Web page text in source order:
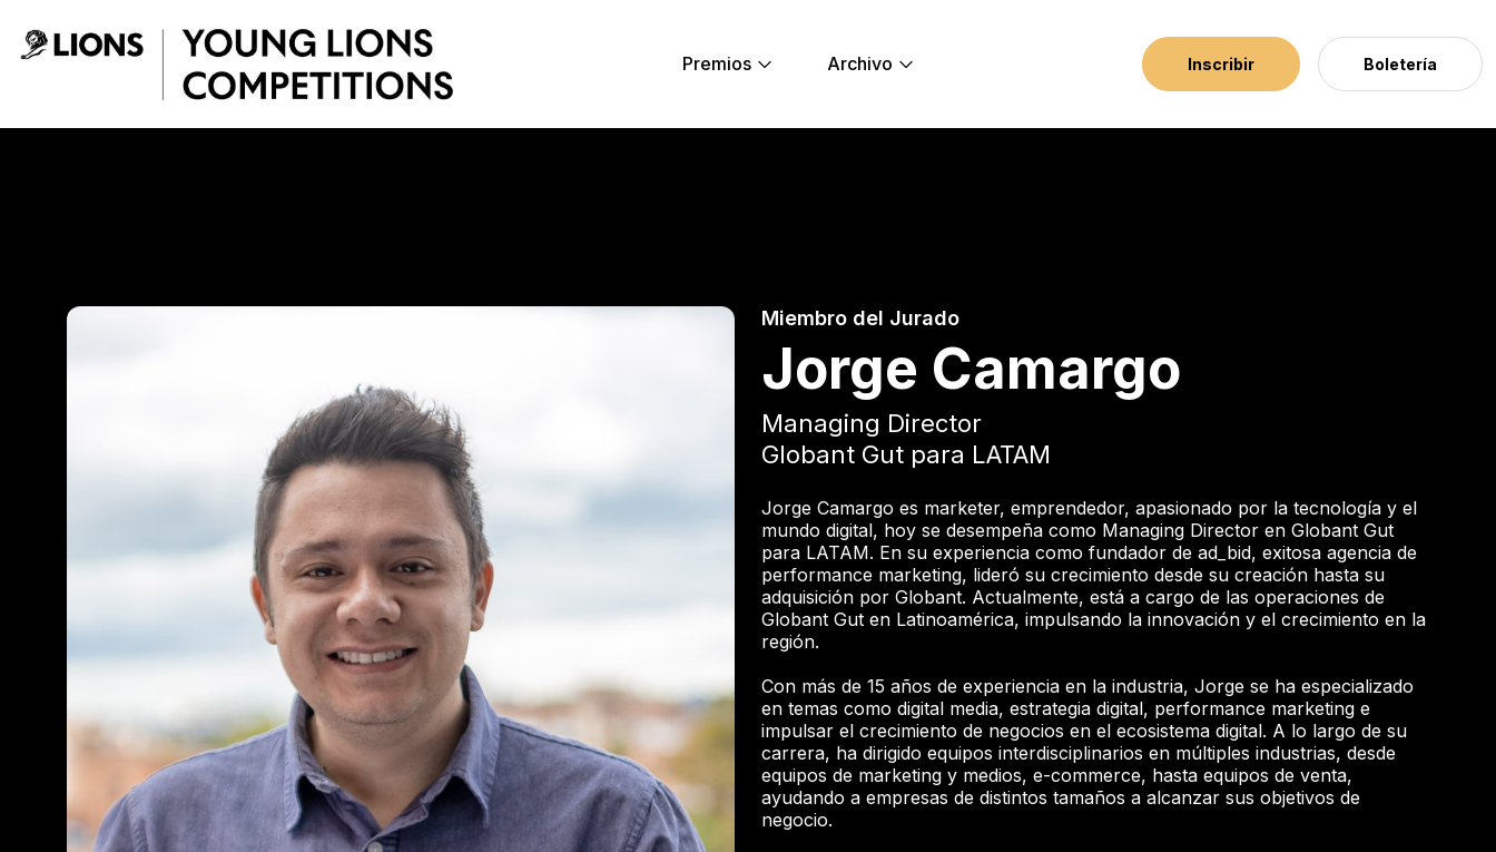
Premios
Archivo Inscribir Boletería
Miembro del Jurado
Jorge Camargo
Managing Director
Globant Gut para LATAM
Jorge Camargo es marketer, emprendedor, apasionado por la tecnología y el
mundo digital, hoy se desempeña como Managing Director en Globant Gut
para LATAM. En su experiencia como fundador de ad_bid, exitosa agencia de
performance marketing, lideró su crecimiento desde su creación hasta su
adquisición por Globant. Actualmente, está a cargo de las operaciones de
Globant Gut en Latinoamérica, impulsando la innovación y el crecimiento en la
región.
Con más de 15 años de experiencia en la industria, Jorge se ha especializado
en temas como digital media, estrategia digital, performance marketing e
impulsar el crecimiento de negocios en el ecosistema digital. A lo largo de su
carrera, ha dirigido equipos interdisciplinarios en múltiples industrias, desde
equipos de marketing y medios, e-commerce, hasta equipos de venta,
ayudando a empresas de distintos tamaños a alcanzar sus objetivos de
negocio.